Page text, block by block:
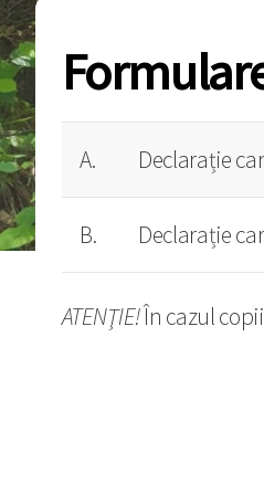
A. Declarație
B. Declarație
ATENŢIE!În cazul